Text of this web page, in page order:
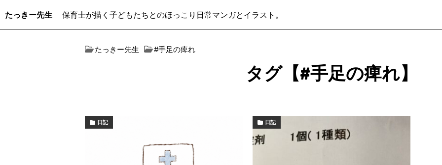
たっきー先生 保育士が描く子どもたちとのほっこり日常マンガとイラスト。
たっきー先生 #手足の痺れ
タグ【#手足の痺れ】
日記 日記